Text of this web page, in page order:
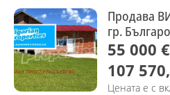
Продава
гр.
55 000 €
107
Цената е с